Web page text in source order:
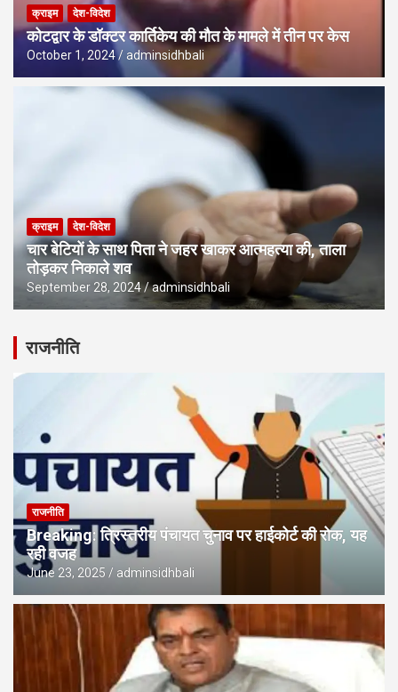
क्राइम देश-विदेश
कोटद्वार के डॉक्टर कार्तिकेय की मौत के मामले में तीन पर केस
October 1, 2024 adminsidhbali
क्राइम देश-विदेश
चार बेटियों के साथ पिता ने जहर खाकर आत्महत्या की, ताला
तोड़कर निकाले शव
September 28, 2024 adminsidhbali
राजनीति
राजनीति
Breaking: त्रिस्तरीय पंचायत चुनाव पर हाईकोर्ट की रोक, यह
रही वजह
June 23, 2025 adminsidhbali